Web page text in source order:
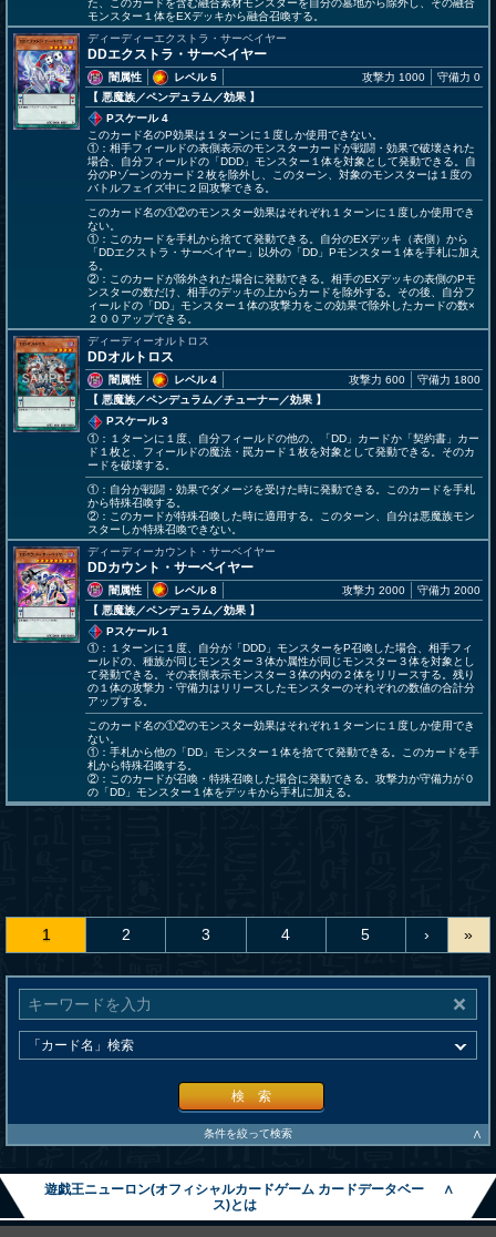
た、このカードを含む融合素材モンスターを自分の墓地から除外し、その融合
モンスター１体をEXデッキから融合召喚する。
ディーディーエクストラ・サーベイヤー
DDエクストラ・サーベイヤー
闇属性
レベル 5
【 悪魔族／ペンデュラム／効果 】
攻撃力 1000 守備力 0
Pスケール 4
このカード名のP効果は１ターンに１度しか使用できない。
①：相手フィールドの表側表示のモンスターカードが戦闘・効果で破壊された
場合、自分フィールドの「DDD」モンスター１体を対象として発動できる。自
分のPゾーンのカード２枚を除外し、このターン、対象のモンスターは１度の
バトルフェイズ中に２回攻撃できる。
このカード名の①②のモンスター効果はそれぞれ１ターンに１度しか使用でき
ない。
①：このカードを手札から捨てて発動できる。自分のEXデッキ（表側）から
「DDエクストラ・サーベイヤー」以外の「DD」Pモンスター１体を手札に加え
る。
②：このカードが除外された場合に発動できる。相手のEXデッキの表側のPモ
ンスターの数だけ、相手のデッキの上からカードを除外する。その後、自分フ
ィールドの「DD」モンスター１体の攻撃力をこの効果で除外したカードの数×
２００アップできる。
ディーディーオルトロス
DDオルトロス
闇属性
レベル 4
【 悪魔族／ペンデュラム／チューナー／効果 】
攻撃力 600 守備力 1800
Pスケール 3
①：１ターンに１度、自分フィールドの他の、「DD」カードか「契約書」カー
ド１枚と、フィールドの魔法・罠カード１枚を対象として発動できる。そのカ
ードを破壊する。
①：自分が戦闘・効果でダメージを受けた時に発動できる。このカードを手札
から特殊召喚する。
②：このカードが特殊召喚した時に適用する。このターン、自分は悪魔族モン
スターしか特殊召喚できない。
ディーディーカウント・サーベイヤー
DDカウント・サーベイヤー
闇属性
レベル 8
【 悪魔族／ペンデュラム／効果 】
攻撃力 2000 守備力 2000
Pスケール 1
①：１ターンに１度、自分が「DDD」モンスターをP召喚した場合、相手フィ
ールドの、種族が同じモンスター３体か属性が同じモンスター３体を対象とし
て発動できる。その表側表示モンスター３体の内の２体をリリースする。残り
の１体の攻撃力・守備力はリリースしたモンスターのそれぞれの数値の合計分
アップする。
このカード名の①②のモンスター効果はそれぞれ１ターンに１度しか使用でき
ない。
①：手札から他の「DD」モンスター１体を捨てて発動できる。このカードを手
札から特殊召喚する。
②：このカードが召喚・特殊召喚した場合に発動できる。攻撃力か守備力が０
の「DD」モンスター１体をデッキから手札に加える。
1 2 3 4 5 › »
検 索
条件を絞って検索 ∧
遊戯王ニューロン(オフィシャルカードゲーム カードデータベー
ス)とは
∧